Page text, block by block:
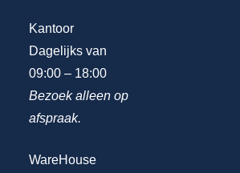
Kantoor
Dagelijks van
09:00 – 18:00
Bezoek alleen op
afspraak.
WareHouse